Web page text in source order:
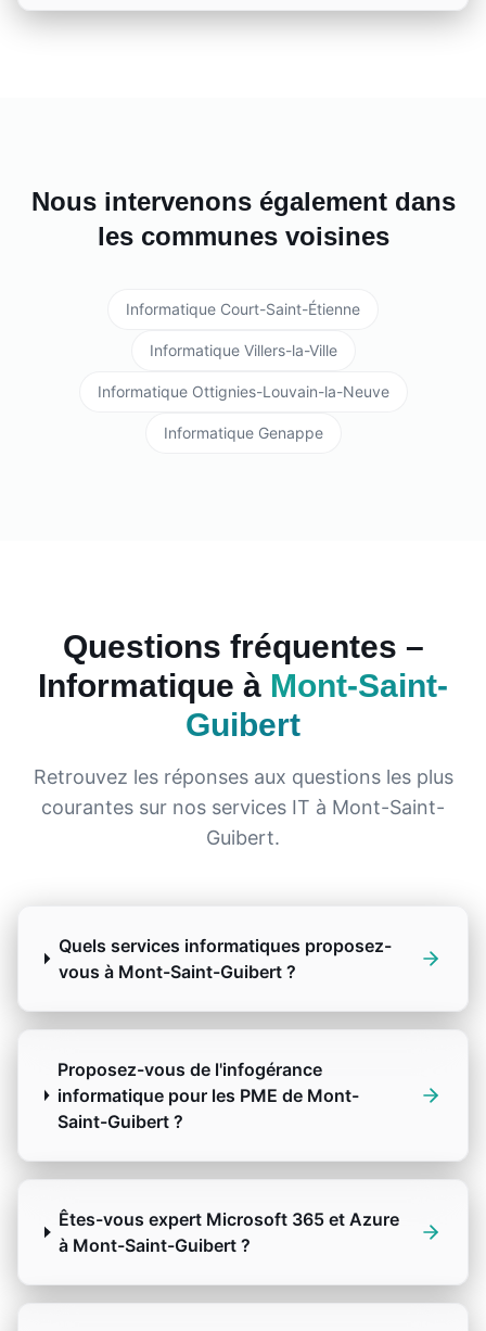
Nous intervenons également dans
les communes voisines
Informatique Court-Saint-Étienne
Informatique Villers-la-Ville
Informatique Ottignies-Louvain-la-Neuve
Informatique Genappe
Questions fréquentes –
Informatique à Mont-Saint-
Guibert
Retrouvez les réponses aux questions les plus
courantes sur nos services IT à Mont-Saint-
Guibert.
Quels services informatiques proposez-
vous à Mont-Saint-Guibert ?
Proposez-vous de l'infogérance
informatique pour les PME de Mont-
Saint-Guibert ?
Êtes-vous expert Microsoft 365 et Azure
à Mont-Saint-Guibert ?